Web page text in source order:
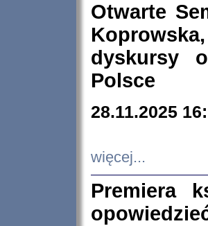
Otwarte
dyskursy
Polsce
28.11.2025
więcej...
Premiera